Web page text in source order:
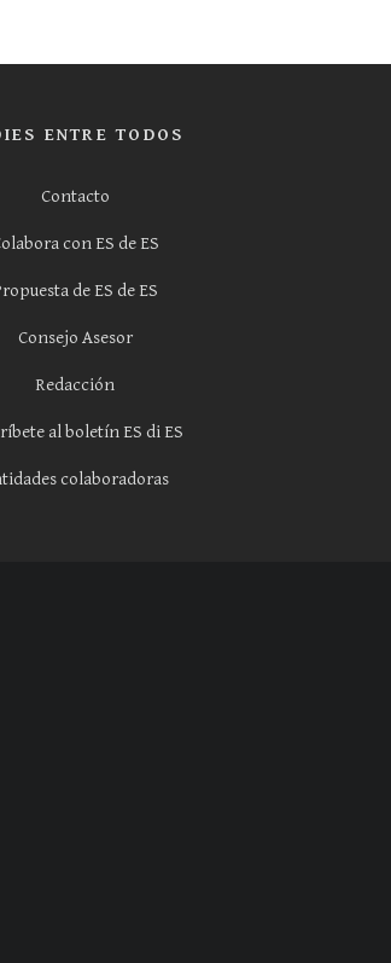
ENTRE TODOS
Contacto
con ES de ES
de ES de ES
Consejo Asesor
Redacción
al boletín ES di ES
colaboradoras